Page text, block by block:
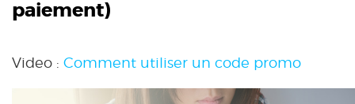
paiement)
Video : Comment utiliser un code promo